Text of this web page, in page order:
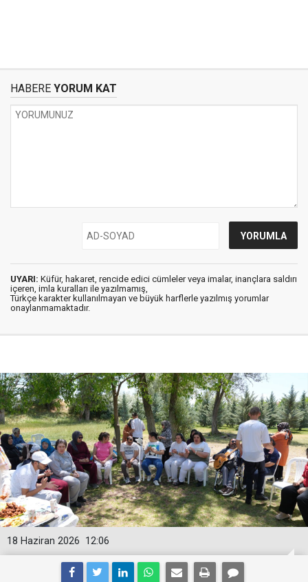
HABERE YORUM KAT
UYARI: Küfür, hakaret, rencide edici cümleler veya imalar, inançlara saldırı
içeren, imla kuralları ile yazılmamış,
Türkçe karakter kullanılmayan ve büyük harflerle yazılmış yorumlar
onaylanmamaktadır.
12:06
18 Haziran 2026